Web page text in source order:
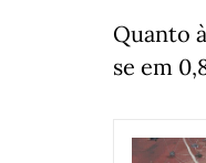
Quanto
se em